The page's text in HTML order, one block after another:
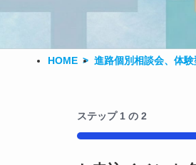
HOME 進路個別相談会、体
ステップ 1の 2
50%